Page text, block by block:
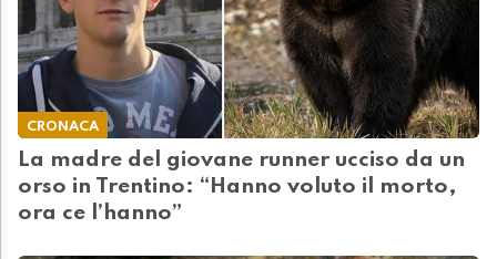
CRONACA
La madre del giovane runner ucciso da un
orso in Trentino: “Hanno voluto il morto,
ora ce l’hanno”